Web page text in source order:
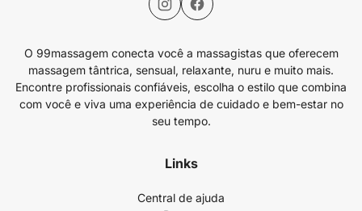
O 99massagem conecta você a massagistas que oferecem
massagem tântrica, sensual, relaxante, nuru e muito mais.
Encontre profissionais confiáveis, escolha o estilo que combina
com você e viva uma experiência de cuidado e bem-estar no
seu tempo.
Links
Central de ajuda